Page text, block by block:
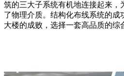
筑的三大子系统有机地连接起来，
了物理介质。结构化布线系统的成
大楼的成败，选择一套高品质的综